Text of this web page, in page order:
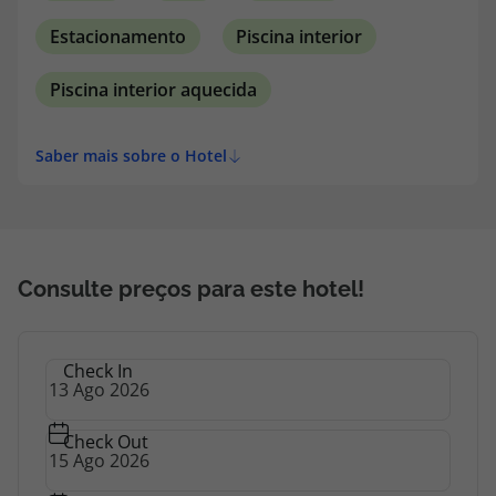
Estacionamento Piscina interior
Piscina interior aquecida
Saber mais sobre o Hotel
Consulte preços para este hotel!
Check In
Check Out